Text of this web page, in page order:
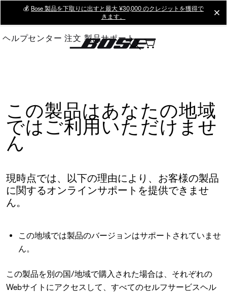
Main
💰 Bose 製品を下取りに出すと最大 ¥30,000 のクレジットを獲得で
きます。
ヘルプセンター 注文 製品サポート
この製品はあなたの地域
ではご利用いただけませ
ん
現時点では、以下の理由により、お客様の製品
に関するオンラインサポートを提供できませ
ん。
この地域では製品のバージョンはサポートされていませ
ん。
この製品を別の国/地域で購入された場合は、それぞれの
Webサイトにアクセスして、すべてのセルフサービスヘル